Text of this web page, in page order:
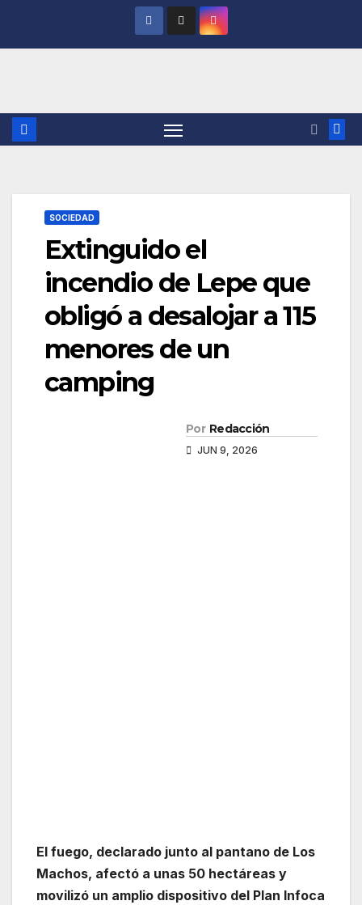
SOCIEDAD
Extinguido el
incendio de Lepe que
obligó a desalojar a 115
menores de un
camping
Por Redacción
JUN 9, 2026
El fuego, declarado junto al pantano de Los
Machos, afectó a unas 50 hectáreas y
movilizó un amplio dispositivo del Plan Infoca